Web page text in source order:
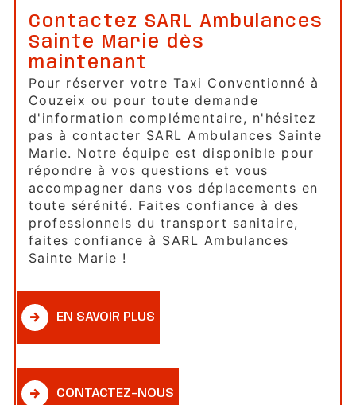
Contactez SARL Ambulances
Sainte Marie dès
maintenant
Pour réserver votre Taxi Conventionné à
Couzeix ou pour toute demande
d'information complémentaire, n'hésitez
pas à contacter SARL Ambulances Sainte
Marie. Notre équipe est disponible pour
répondre à vos questions et vous
accompagner dans vos déplacements en
toute sérénité. Faites confiance à des
professionnels du transport sanitaire,
faites confiance à SARL Ambulances
Sainte Marie !
EN SAVOIR PLUS
CONTACTEZ-NOUS